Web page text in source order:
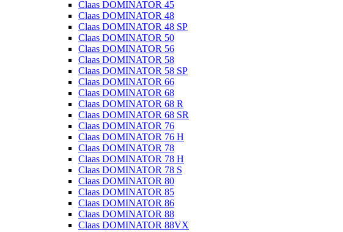
Claas DOMINATOR 45
Claas DOMINATOR 48
Claas DOMINATOR 48 SP
Claas DOMINATOR 50
Claas DOMINATOR 56
Claas DOMINATOR 58
Claas DOMINATOR 58 SP
Claas DOMINATOR 66
Claas DOMINATOR 68
Claas DOMINATOR 68 R
Claas DOMINATOR 68 SR
Claas DOMINATOR 76
Claas DOMINATOR 76 H
Claas DOMINATOR 78
Claas DOMINATOR 78 H
Claas DOMINATOR 78 S
Claas DOMINATOR 80
Claas DOMINATOR 85
Claas DOMINATOR 86
Claas DOMINATOR 88
Claas DOMINATOR 88VX